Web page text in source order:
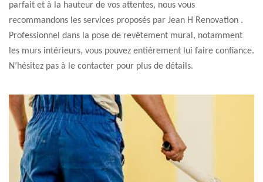
parfait et à la hauteur de vos attentes, nous vous
recommandons les services proposés par Jean H Renovation .
Professionnel dans la pose de revêtement mural, notamment
les murs intérieurs, vous pouvez entièrement lui faire confiance.
N’hésitez pas à le contacter pour plus de détails.